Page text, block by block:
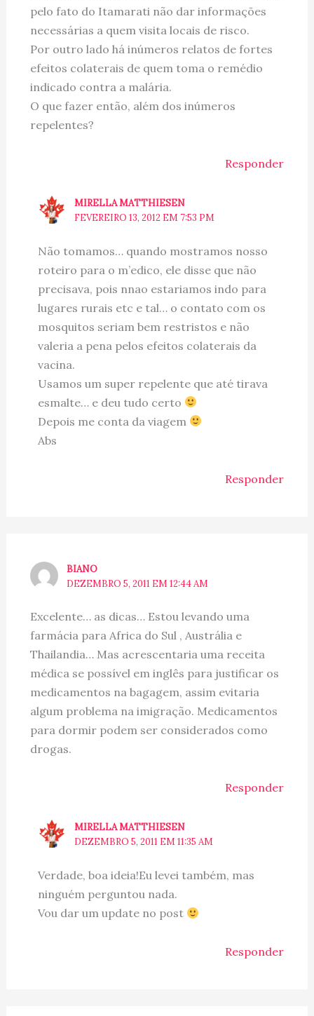
pelo fato do Itamarati não dar informações
necessárias a quem visita locais de risco.
Por outro lado há inúmeros relatos de fortes
efeitos colaterais de quem toma o remédio
indicado contra a malária.
O que fazer então, além dos inúmeros
repelentes?
Responder
MIRELLA MATTHIESEN
FEVEREIRO 13, 2012 EM 7:53 PM
Não tomamos… quando mostramos nosso
roteiro para o m’edico, ele disse que não
precisava, pois nnao estariamos indo para
lugares rurais etc e tal… o contato com os
mosquitos seriam bem restristos e não
valeria a pena pelos efeitos colaterais da
vacina.
Usamos um super repelente que até tirava
esmalte… e deu tudo certo
Depois me conta da viagem
Abs
Responder
BIANO
DEZEMBRO 5, 2011 EM 12:44 AM
Excelente… as dicas… Estou levando uma
farmácia para Africa do Sul , Austrália e
Thailandia… Mas acrescentaria uma receita
médica se possível em inglês para justificar os
medicamentos na bagagem, assim evitaria
algum problema na imigração. Medicamentos
para dormir podem ser considerados como
drogas.
Responder
MIRELLA MATTHIESEN
DEZEMBRO 5, 2011 EM 11:35 AM
Verdade, boa ideia!Eu levei também, mas
ninguém perguntou nada.
Vou dar um update no post
Responder